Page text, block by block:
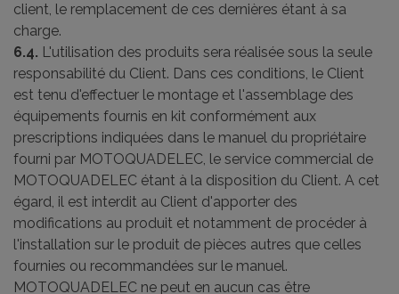
client, le remplacement de ces dernières étant à sa
charge.
6.4. L'utilisation des produits sera réalisée sous la seule
responsabilité du Client. Dans ces conditions, le Client
est tenu d'effectuer le montage et l'assemblage des
équipements fournis en kit conformément aux
prescriptions indiquées dans le manuel du propriétaire
fourni par MOTOQUADELEC, le service commercial de
MOTOQUADELEC étant à la disposition du Client. A cet
égard, il est interdit au Client d'apporter des
modifications au produit et notamment de procéder à
l'installation sur le produit de pièces autres que celles
fournies ou recommandées sur le manuel.
MOTOQUADELEC ne peut en aucun cas être